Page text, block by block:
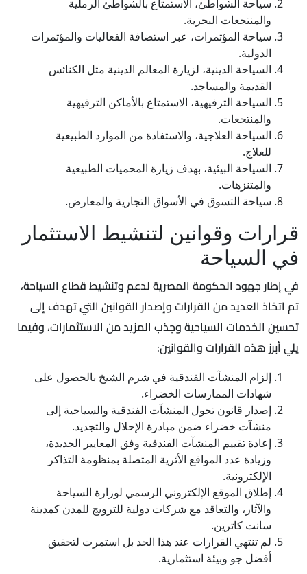
سياحة الشواطئ، الاستمتاع بالشواطئ الرملية
والمنتجعات البحرية.
سياحة المؤتمرات، عبر استضافة الفعاليات والمؤتمرات
الدولية.
السياحة الدينية، لزيارة المعالم الدينية مثل الكنائس
القديمة والمساجد.
السياحة الترفيهية، الاستمتاع بالأماكن الترفيهية
والمنتجعات.
السياحة العلاجية، والاستفادة من الموارد الطبيعية
للعلاج.
السياحة البيئية، بهدف زيارة المحميات الطبيعية
والمتنزهات.
سياحة التسوق في الأسواق التجارية والمعارض.
قرارات وقوانين لتنشيط الاستثمار
في السياحة
في إطار جهود الحكومة المصرية لدعم وتنشيط قطاع السياحة،
تم اتخاذ العديد من القرارات وإصدار القوانين التي تهدف إلى
تحسين الخدمات السياحية وجذب المزيد من الاستثمارات، وفيما
يلي أبرز هذه القرارات والقوانين:
إلزام المنشآت الفندقية في شرم الشيخ بالحصول على
شهادات الممارسات الخضراء.
إصدار قانون تحول المنشآت الفندقية والسياحية إلى
منشآت خضراء ضمن مبادرة الإحلال والتجديد.
إعادة تقييم المنشآت الفندقية وفق المعايير الجديدة،
وزيادة عدد المواقع الأثرية المتصلة بمنظومة التذاكر
الإلكترونية.
إطلاق الموقع الإلكتروني الرسمي لوزارة السياحة
والآثار، والتعاقد مع شركات دولية للترويج للمدن كمدينة
سانت كاترين.
لم تنتهي القرارات عند هذا الحد بل استمرت لتحقيق
أفضل جو وبيئة استثمارية.